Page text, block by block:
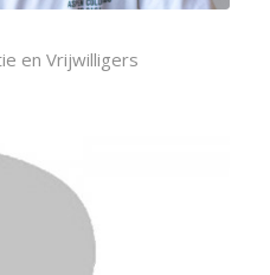
en Vrijwilligers